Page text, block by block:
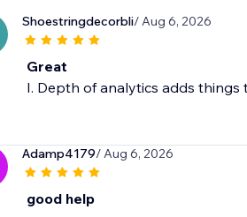
Shoestringdecorbli/ Aug 6, 2026
Great
I. Depth of analytics adds
Adamp4179/ Aug 6, 2026
good help